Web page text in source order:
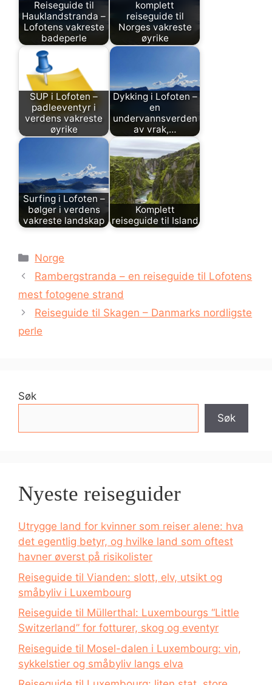
Reiseguide til
Hauklandstranda –
Lofotens vakreste
badeperle
komplett
reiseguide til
Norges vakreste
øyrike
SUP i Lofoten –
padleeventyr i
verdens vakreste
øyrike
Dykking i Lofoten –
en
undervannsverden
av vrak,…
Surfing i Lofoten –
bølger i verdens
vakreste landskap
Komplett
reiseguide til Island
Kategorier
Norge
Rambergstranda – en reiseguide til Lofotens
mest fotogene strand
Reiseguide til Skagen – Danmarks nordligste
perle
Søk
Søk
Nyeste reiseguider
Utrygge land for kvinner som reiser alene: hva
det egentlig betyr, og hvilke land som oftest
havner øverst på risikolister
Reiseguide til Vianden: slott, elv, utsikt og
småbyliv i Luxembourg
Reiseguide til Müllerthal: Luxembourgs “Little
Switzerland” for fotturer, skog og eventyr
Reiseguide til Mosel-dalen i Luxembourg: vin,
sykkelstier og småbyliv langs elva